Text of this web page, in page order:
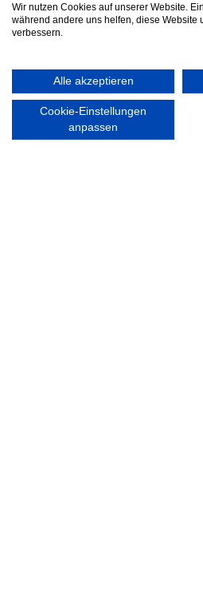
KONTAKT
Walddörfer Sportverein
Halenreie 32-34
22359 Hamburg
Wir nutzen Cookies auf unserer Website.
während andere uns helfen, diese Website
verbessern.
Alle akzeptieren
Cookie-Einstellungen
anpassen